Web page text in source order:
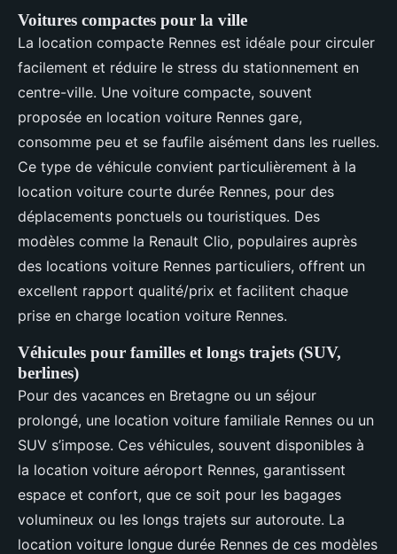
Voitures compactes pour la ville
La location compacte Rennes est idéale pour circuler
facilement et réduire le stress du stationnement en
centre-ville. Une voiture compacte, souvent
proposée en location voiture Rennes gare,
consomme peu et se faufile aisément dans les ruelles.
Ce type de véhicule convient particulièrement à la
location voiture courte durée Rennes, pour des
déplacements ponctuels ou touristiques. Des
modèles comme la Renault Clio, populaires auprès
des locations voiture Rennes particuliers, offrent un
excellent rapport qualité/prix et facilitent chaque
prise en charge location voiture Rennes.
Véhicules pour familles et longs trajets (SUV,
berlines)
Pour des vacances en Bretagne ou un séjour
prolongé, une location voiture familiale Rennes ou un
SUV s’impose. Ces véhicules, souvent disponibles à
la location voiture aéroport Rennes, garantissent
espace et confort, que ce soit pour les bagages
volumineux ou les longs trajets sur autoroute. La
location voiture longue durée Rennes de ces modèles